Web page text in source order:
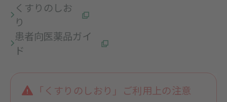
くすりのしお
り
患者向医薬品ガイ
ド
「くすりのしおり」ご利用上の注意